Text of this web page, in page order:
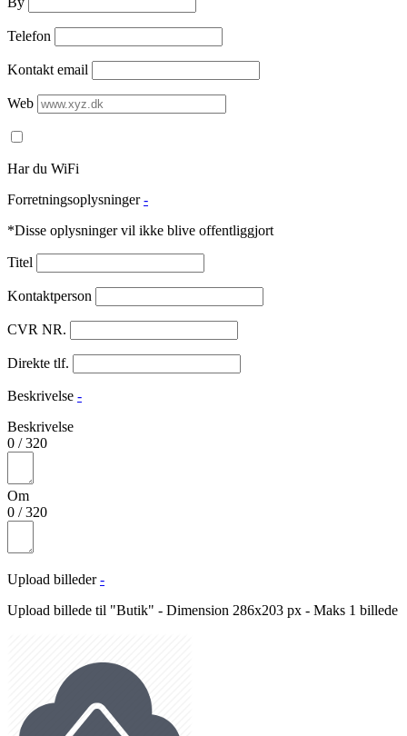
Telefon
Kontakt email
Web
Har du WiFi
Forretningsoplysninger -
*Disse oplysninger vil ikke blive offentliggjort
Titel
Kontaktperson
CVR NR.
Direkte tlf.
Beskrivelse -
Beskrivelse
0 /320
Om
0 /320
Upload billeder -
Upload billede til "Butik" - Dimension 286x203 px - Maks 1 billede